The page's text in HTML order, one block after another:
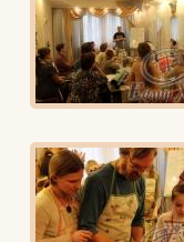
Голосовать